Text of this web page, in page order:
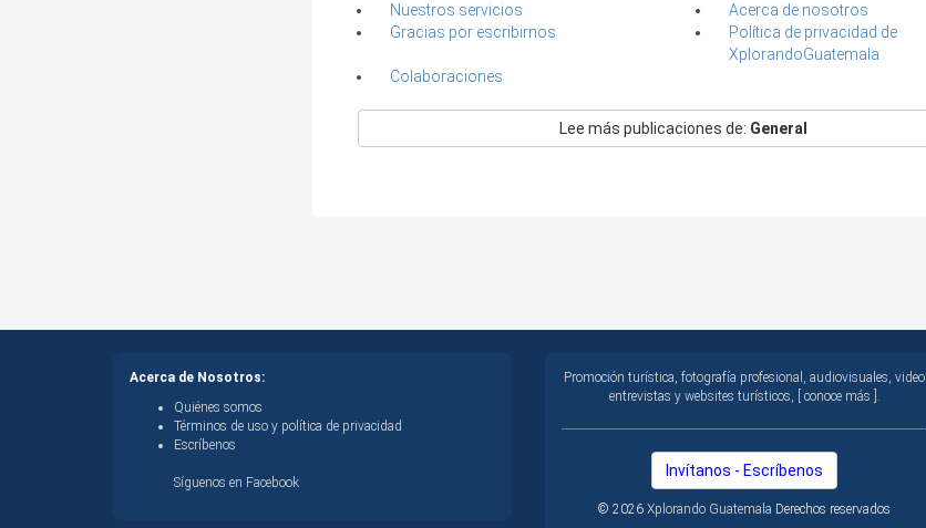
Nuestros servicios
Acerca de nosotros
Gracias por escribirnos
Política de privacidad de
XplorandoGuatemala
Colaboraciones
Lee más publicaciones de: General
Acerca de Nosotros:
Quiénes somos
Términos de uso y política de privacidad
Escríbenos
Síguenos en Facebook
Promoción turística, fotografía profesional, audiovisuales, video
entrevistas y websites turísticos, [ conoce más ].
Invítanos - Escríbenos
© 2026 Xplorando Guatemala Derechos reservados